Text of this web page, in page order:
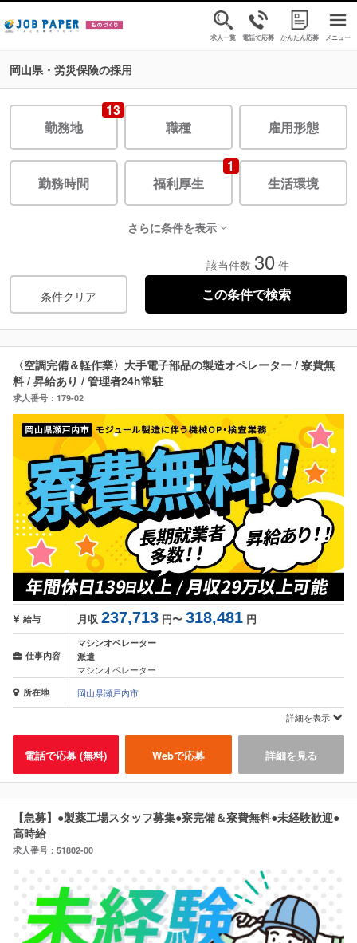
求人一覧 電話で応募 かんたん応募 メニュー
岡山県・労災保険の採用
13
勤務地
職種 雇用形態
勤務時間
1
福利厚生
生活環境
さらに条件を表示
条件クリア
該当件数 30 件
〈空調完備＆軽作業〉大手電子部品の製造オペレーター / 寮費無
料 / 昇給あり / 管理者24h常駐
求人番号：179-02
給与 月収 237,713 円〜 318,481 円
仕事内容
マシンオペレーター
派遣
マシンオペレーター
所在地
岡山県瀬戸内市
詳細を表示
電話で応募 (無料) Webで応募 詳細を見る
【急募】●製薬工場スタッフ募集●寮完備＆寮費無料●未経験歓迎●
高時給
求人番号：51802-00